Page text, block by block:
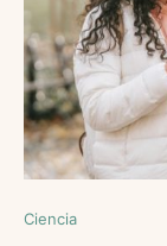
Ciencia